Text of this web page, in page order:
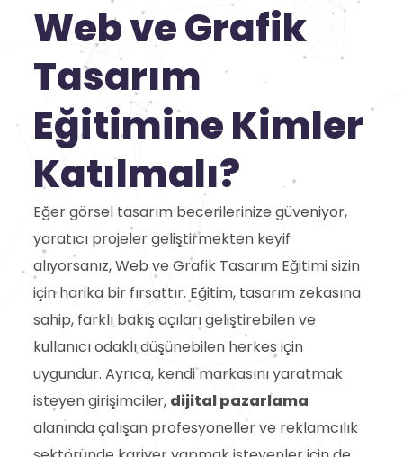
Web ve Grafik
Tasarım
Eğitimine Kimler
Katılmalı?
Eğer görsel tasarım becerilerinize güveniyor,
yaratıcı projeler geliştirmekten keyif
alıyorsanız, Web ve Grafik Tasarım Eğitimi sizin
için harika bir fırsattır. Eğitim, tasarım zekasına
sahip, farklı bakış açıları geliştirebilen ve
kullanıcı odaklı düşünebilen herkes için
uygundur. Ayrıca, kendi markasını yaratmak
isteyen girişimciler, dijital pazarlama
alanında çalışan profesyoneller ve reklamcılık